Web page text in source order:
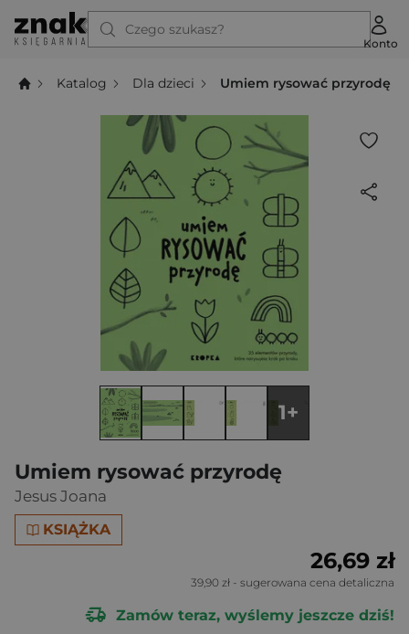
Czego szukasz?
Konto
Katalog Dla dzieci Umiem rysować przyrodę
Umiem rysować przyrodę
Jesus Joana
KSIĄŻKA
1+
26,69 zł
39,90 zł - sugerowana cena detaliczna
Zamów teraz, wyślemy jeszcze dziś!